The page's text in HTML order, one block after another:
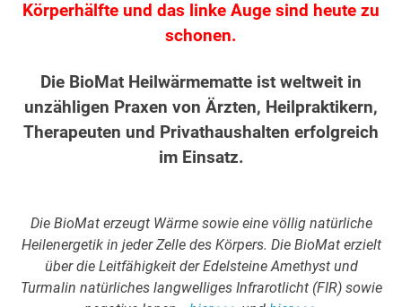
Körperhälfte und das linke Auge sind heute zu
schonen.
Die BioMat Heilwärmematte ist weltweit in
unzähligen Praxen von Ärzten, Heilpraktikern,
Therapeuten und Privathaushalten erfolgreich
im Einsatz.
Die BioMat erzeugt Wärme sowie eine völlig natürliche
Heilenergetik in jeder Zelle des Körpers. Die BioMat erzielt
über die Leitfähigkeit der Edelsteine Amethyst und
Turmalin natürliches langwelliges Infrarotlicht (FIR) sowie